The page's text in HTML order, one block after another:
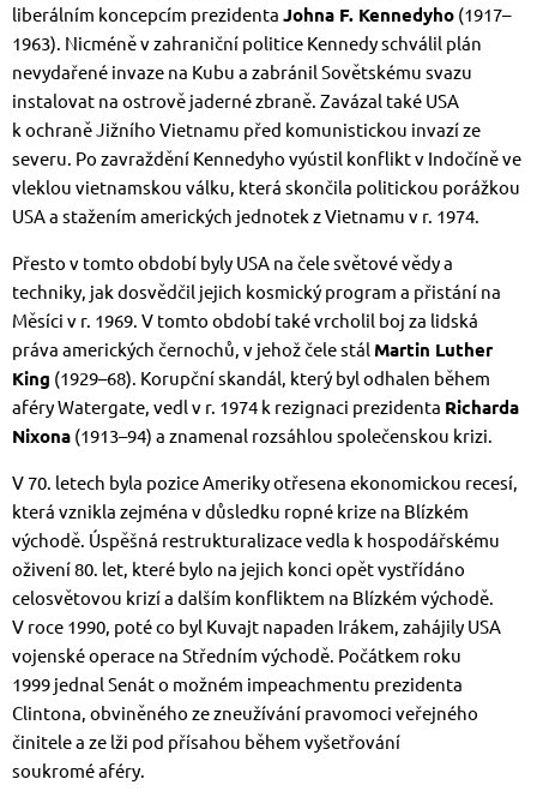
liberálním koncepcím prezidenta Johna F. Kennedyho (1917–
1963). Nicméně v zahraniční politice Kennedy schválil plán
nevydařené invaze na Kubu a zabránil Sovětskému svazu
instalovat na ostrově jaderné zbraně. Zavázal také USA
k ochraně Jižního Vietnamu před komunistickou invazí ze
severu. Po zavraždění Kennedyho vyústil konflikt v Indočíně ve
vleklou vietnamskou válku, která skončila politickou porážkou
USA a stažením amerických jednotek z Vietnamu v r. 1974.
Přesto v tomto období byly USA na čele světové vědy a
techniky, jak dosvědčil jejich kosmický program a přistání na
Měsíci v r. 1969. V tomto období také vrcholil boj za lidská
práva amerických černochů, v jehož čele stál Martin Luther
King (1929–68). Korupční skandál, který byl odhalen během
aféry Watergate, vedl v r. 1974 k rezignaci prezidenta Richarda
Nixona (1913–94) a znamenal rozsáhlou společenskou krizi.
V 70. letech byla pozice Ameriky otřesena ekonomickou recesí,
která vznikla zejména v důsledku ropné krize na Blízkém
východě. Úspěšná restrukturalizace vedla k hospodářskému
oživení 80. let, které bylo na jejich konci opět vystřídáno
celosvětovou krizí a dalším konfliktem na Blízkém východě.
V roce 1990, poté co byl Kuvajt napaden Irákem, zahájily USA
vojenské operace na Středním východě. Počátkem roku
1999 jednal Senát o možném impeachmentu prezidenta
Clintona, obviněného ze zneužívání pravomoci veřejného
činitele a ze lži pod přísahou během vyšetřování
soukromé aféry.